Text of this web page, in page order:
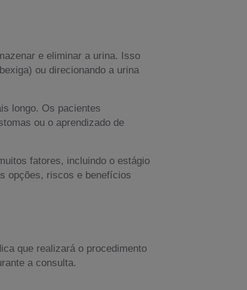
e eliminar a urina. Isso
ou direcionando a urina
longo. Os pacientes
ou o aprendizado de
fatores, incluindo o estágio
opções, riscos e benefícios
que realizará o procedimento
a consulta.